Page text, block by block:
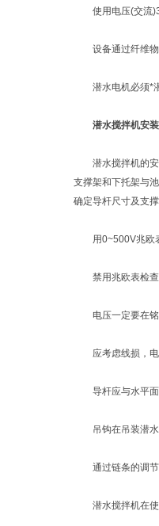
使用电压(交流
设备通过纤维物
潜水电机必须*潜
潜水搅拌机安装
潜水搅拌机的安
支撑架和下托架与
确定导杆尺寸及支
用0~500V兆欧表
禁用兆欧表检查
电压一定要在铭
应考虑线损，电
导杆应与水平面
吊钩在吊装潜水
通过链条的调节
潜水搅拌机在使